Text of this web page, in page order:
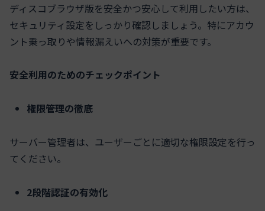
ディスコブラウザ版を安全かつ安心して利用したい方は、
セキュリティ設定をしっかり確認しましょう。特にアカウ
ント乗っ取りや情報漏えいへの対策が重要です。
安全利用のためのチェックポイント
権限管理の徹底
サーバー管理者は、ユーザーごとに適切な権限設定を行っ
てください。
2段階認証の有効化